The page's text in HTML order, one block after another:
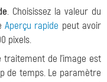
. Choisissez la valeur du
Aperçu rapide peut avoir
pixels.
traitement de l'image est
de temps. Le paramètre